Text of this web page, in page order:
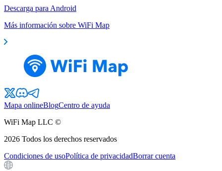
Descarga para Android
Más información sobre WiFi Map
Mapa onlineBlogCentro de ayuda
WiFi Map LLC ©
2026 Todos los derechos reservados
Condiciones de usoPolítica de privacidadBorrar cuenta